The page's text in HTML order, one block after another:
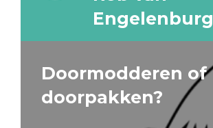
Engelenburg
Doormodderen of
doorpakken?